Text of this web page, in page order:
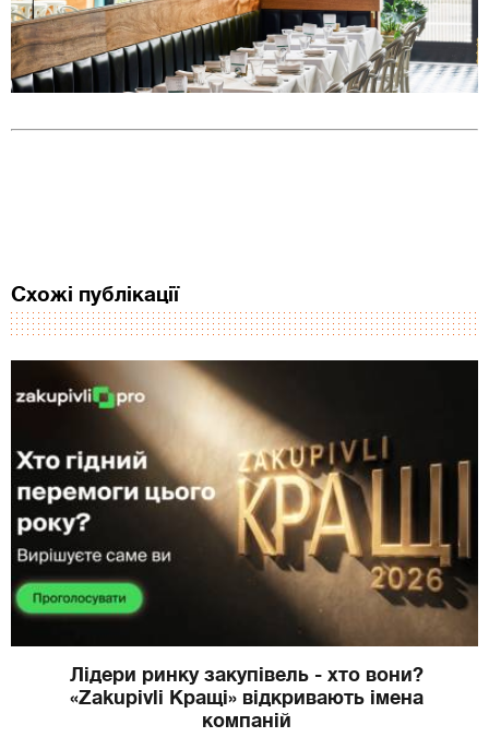
Схожі публікації
Лідери ринку закупівель - хто вони?
«Zakupivli Кращі» відкривають імена
компаній